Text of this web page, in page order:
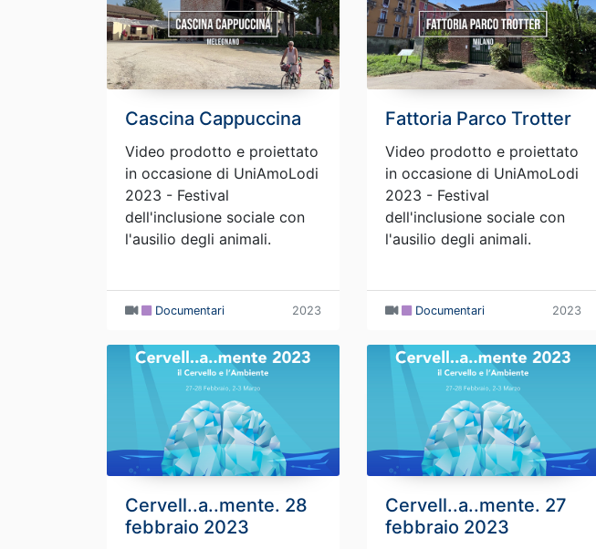
Cascina Cappuccina
Video prodotto e proiettato
in occasione di UniAmoLodi
2023 - Festival
dell'inclusione sociale con
l'ausilio degli animali.
Documentari 2023
Fattoria Parco Trotter
Video prodotto e proiettato
in occasione di UniAmoLodi
2023 - Festival
dell'inclusione sociale con
l'ausilio degli animali.
Documentari 2023
Cervell..a..mente. 28
febbraio 2023
Cervell..a..mente. 27
febbraio 2023